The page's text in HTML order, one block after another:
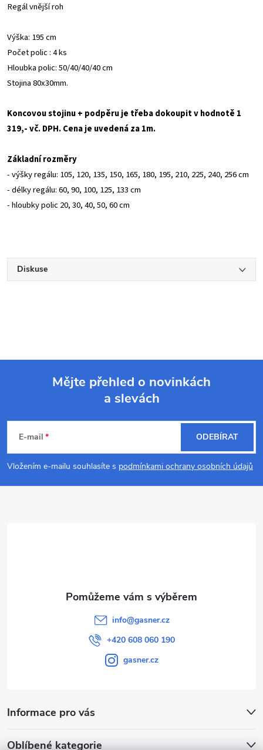
Regál vnější roh
Výška: 195 cm
Počet polic : 4 ks
Hloubka polic: 50/40/40/40 cm
Stojina 80x30mm.
Koncovou stojinu + podpěru je třeba dokoupit v hodnotě 1
319,- vč. DPH. Cena je uvedená za 1m.
Základní rozměry
- výšky regálu: 105, 120, 135, 150, 165, 180, 195, 210, 225, 240, 256 cm
- délky regálu: 60, 90, 100, 125, 133 cm
- hloubky polic 20, 30, 40, 50, 60 cm
Diskuse
p
a
Mějte přehled o novinkách
a slevách
E-mail
Vložením e-mailu souhlasíte s podmínkami ochrany osobních údajů
ODEBÍRAT
info@gasner.cz
+420 608 060 190
gasner.cz
Informace pro vás
Oblíbené kategorie